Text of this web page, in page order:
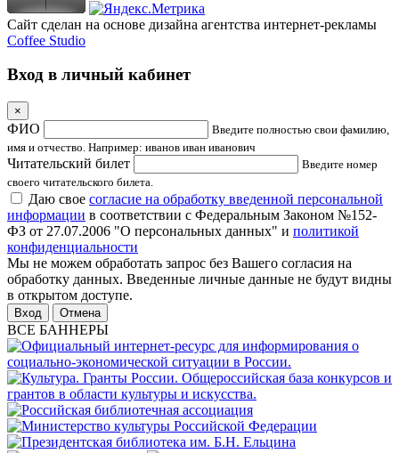
Сайт сделан на основе дизайна агентства интернет-рекламы
Coffee Studio
Вход в личный кабинет
×
ФИО
Введите полностью свои фамилию,
имя и отчество. Например: иванов иван иванович
Читательский билет
Введите номер
своего читательского билета.
Даю свое согласие на обработку введенной персональной
информации в соответствии с Федеральным Законом №152-
ФЗ от 27.07.2006 "О персональных данных" и политикой
конфиденциальности
Мы не можем обработать запрос без Вашего согласия на
обработку данных. Введенные личные данные не будут видны
в открытом доступе.
Отмена
ВСЕ БАННЕРЫ